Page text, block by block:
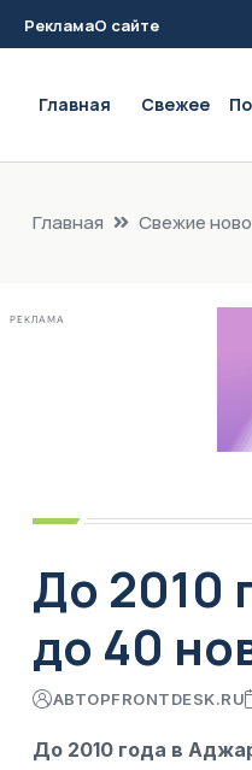
РекламаО сайте
Главная Свежее
Главная Свежие
РЕКЛАМА
До 2010
до 40
АВТОРFRONTDESK.RU
До 2010 года в